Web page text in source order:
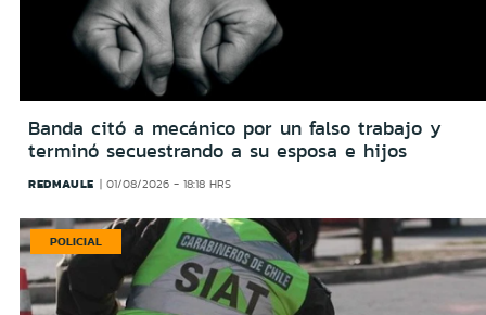
Banda citó a mecánico por un falso trabajo y
terminó secuestrando a su esposa e hijos
REDMAULE 01/08/2026 - 18:18 HRS
POLICIAL